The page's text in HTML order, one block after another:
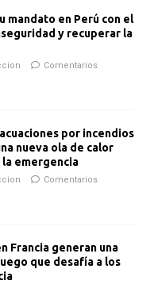
mandato en Perú con el
y recuperar la
Comentarios
por incendios
nueva ola de calor
la emergencia
Comentarios
Francia generan una
que desafía a los